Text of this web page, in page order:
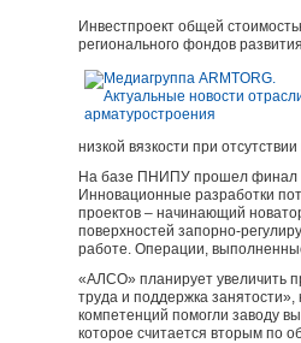
Инвестпроект общей
регионального фондов
низкой вязкости при
На базе ПНИПУ прошел финал
Инновационные разработки
проектов – начинающий
поверхностей запорно-
работе. Операции,
«АЛСО» планирует увеличить
труда и поддержка
компетенций помогли заводу
которое считается вторым по